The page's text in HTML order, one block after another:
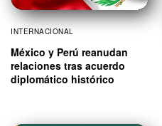
INTERNACIONAL
México y Perú reanudan
relaciones tras acuerdo
diplomático histórico